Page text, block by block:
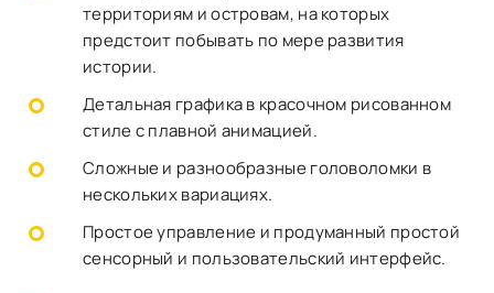
территориям и островам, на которых
предстоит побывать по мере развития
истории.
Детальная графика в красочном рисованном
стиле с плавной анимацией.
Сложные и разнообразные головоломки в
нескольких вариациях.
Простое управление и продуманный простой
сенсорный и пользовательский интерфейс.